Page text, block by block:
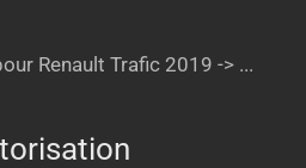
Renault Trafic 2019 -> ...